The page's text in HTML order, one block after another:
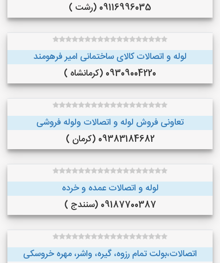
09116996035 (رشت )
لوله و اتصالات کالای ساختمانی امیر فرهومند
09309004220 (کرمانشاه )
تعاونی فروش لوله و اتصالات ولوله فروشی
09383184682 (کرمان )
لوله و اتصالات عمده و خرده
09187700387 (سنندج )
اتصالات،بولت تمام رزوه، گیره، واشر، مهره خروسکی